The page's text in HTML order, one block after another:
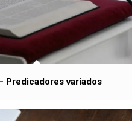
Predicadores variados